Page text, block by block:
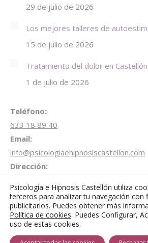
29 de julio de 2026
Los mejores talleres de
15 de julio de 2026
Tratamiento del dolor en
1 de julio de 2026
Teléfono:
633 18 89 40
Email:
info@psicologiaehipnosiscastellon.com
Dirección:
de la Plana
Aparcamiento gratuito de 1 hora
Juez Borrull
Encuéntranos en:
Psicología e Hipnosis Castellón utiliza
terceros para analizar tu navegación con
publicitarios. Puedes obtener más
Política de cookies. Puedes Configurar,
uso de estas cookies.